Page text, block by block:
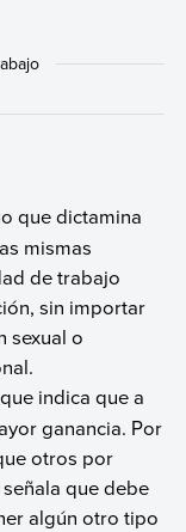
que dictamina
mismas
de trabajo
sin importar
sexual o
indica que a
ganancia. Por
otros por
que debe
algún otro tipo